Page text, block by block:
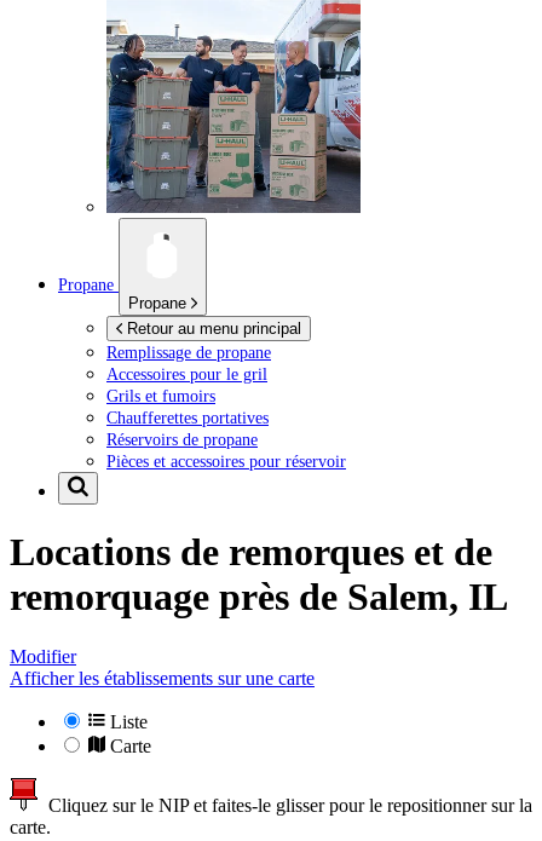
Propane
Propane
Retour au menu principal
Remplissage de propane
Accessoires pour le gril
Grils et fumoirs
Chaufferettes portatives
Réservoirs de propane
Pièces et accessoires pour réservoir
Locations de remorques et de
remorquage près de Salem, IL
Modifier
Afficher les établissements sur une carte
Liste
Carte
Cliquez sur le NIP et faites-le glisser pour le repositionner sur la
carte.